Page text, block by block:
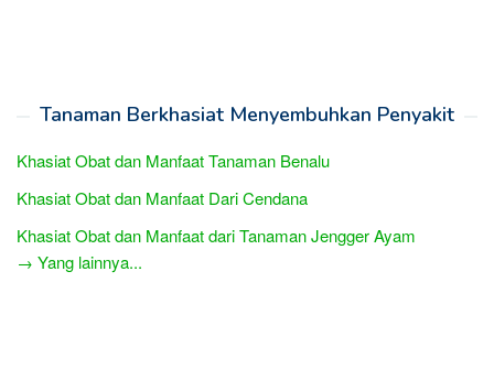
Tanaman Berkhasiat Menyembuhkan Penyakit
Khasiat Obat dan Manfaat Tanaman Benalu
Khasiat Obat dan Manfaat Dari Cendana
Khasiat Obat dan Manfaat dari Tanaman Jengger Ayam
→ Yang lainnya...